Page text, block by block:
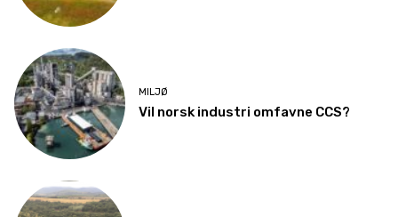
MILJØ
Vil norsk industri omfavne CCS?